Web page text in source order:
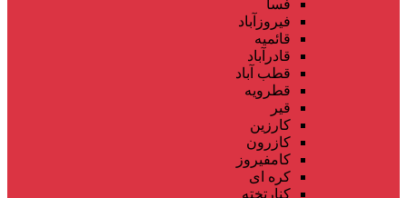
فسا
فیروزآباد
قائمیه
قادرآباد
قطب آباد
قطرویه
قیر
کارزین
کازرون
کامفیروز
کره ای
کنارتخته